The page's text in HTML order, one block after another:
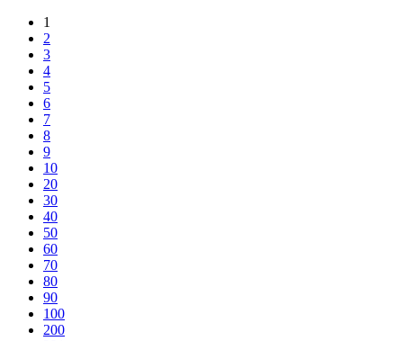
1
2
3
4
5
6
7
8
9
10
20
30
40
50
60
70
80
90
100
200